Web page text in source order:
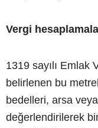
Vergi
1319 sayılı Emlak
belirlenen bu
bedelleri, arsa
değerlendirilerek